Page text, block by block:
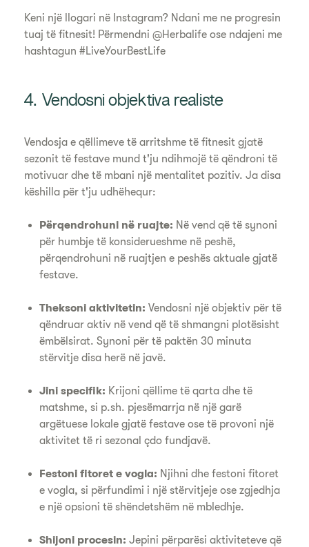
Keni një llogari në Instagram? Ndani me ne progresin
tuaj të fitnesit! Përmendni @Herbalife ose ndajeni me
hashtagun #LiveYourBestLife
4. Vendosni objektiva realiste
Vendosja e qëllimeve të arritshme të fitnesit gjatë
sezonit të festave mund t'ju ndihmojë të qëndroni të
motivuar dhe të mbani një mentalitet pozitiv. Ja disa
këshilla për t'ju udhëhequr:
Përqendrohuni në ruajte: Në vend që të synoni
për humbje të konsiderueshme në peshë,
përqendrohuni në ruajtjen e peshës aktuale gjatë
festave.
Theksoni aktivitetin:Vendosni një objektiv për të
qëndruar aktiv në vend që të shmangni plotësisht
ëmbëlsirat. Synoni për të paktën 30 minuta
stërvitje disa herë në javë.
Jini specifik: Krijoni qëllime të qarta dhe të
matshme, si p.sh. pjesëmarrja në një garë
argëtuese lokale gjatë festave ose të provoni një
aktivitet të ri sezonal çdo fundjavë.
Festoni fitoret e vogla: Njihni dhe festoni fitoret
e vogla, si përfundimi i një stërvitjeje ose zgjedhja
e një opsioni të shëndetshëm në mbledhje.
Shijoni procesin: Jepini përparësi aktiviteteve që